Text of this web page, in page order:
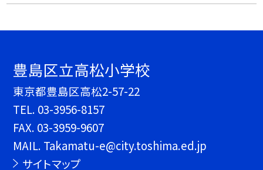
豊島区立高松小学校
東京都豊島区高松2-57-22
TEL. 03-3956-8157
FAX. 03-3959-9607
MAIL. Takamatu-e@city.toshima.ed.jp
サイトマップ